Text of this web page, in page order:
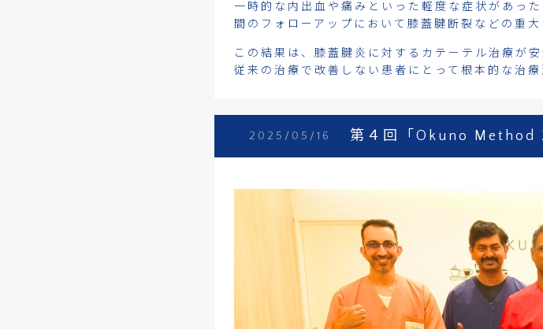
一時的な内出血や痛みといった軽度な症状があっ
間のフォローアップにおいて膝蓋腱断裂などの重
この結果は、膝蓋腱炎に対するカテーテル治療が
従来の治療で改善しない患者にとって根本的な治
2025/05/16 第４回「Okuno